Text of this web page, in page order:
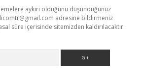
aykırı olduğunu düşündüğünüz
adresine bildirmeniz
süre içerisinde sitemizden kaldırılacaktır.